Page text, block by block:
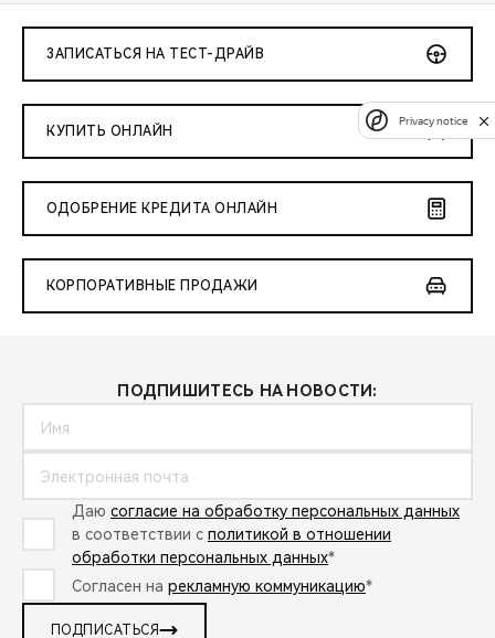
ЗАПИСАТЬСЯ НА ТЕСТ-ДРАЙВ
КУПИТЬ ОНЛАЙН
ОДОБРЕНИЕ КРЕДИТА ОНЛАЙН
КОРПОРАТИВНЫЕ ПРОДАЖИ
ПОДПИШИТЕСЬ НА НОВОСТИ:
Даю согласие на обработку персональных данных
в соответствии с политикой в отношении
обработки персональных данных*
Согласен на рекламную коммуникацию*
ПОДПИСАТЬСЯ
Privacy notice